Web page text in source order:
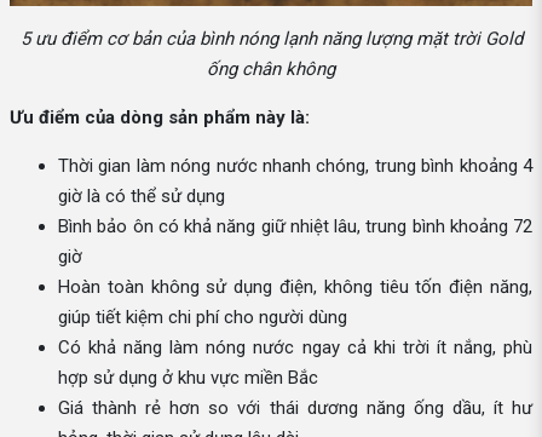
5 ưu điểm cơ bản của bình nóng lạnh năng lượng mặt trời Gold
ống chân không
Ưu điểm của dòng sản phẩm này là:
Thời gian làm nóng nước nhanh chóng, trung bình khoảng 4
giờ là có thể sử dụng
Bình bảo ôn có khả năng giữ nhiệt lâu, trung bình khoảng 72
giờ
Hoàn toàn không sử dụng điện, không tiêu tốn điện năng,
giúp tiết kiệm chi phí cho người dùng
Có khả năng làm nóng nước ngay cả khi trời ít nắng, phù
hợp sử dụng ở khu vực miền Bắc
Giá thành rẻ hơn so với thái dương năng ống dầu, ít hư